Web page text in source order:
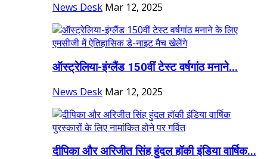
News Desk Mar 12, 2025
ऑस्ट्रेलिया-इंग्लैंड 150वीं टेस्ट वर्षगांठ मनाने...
News Desk Mar 12, 2025
दीपिका और अरिजीत सिंह हुंदल हॉकी इंडिया वार्षिक...